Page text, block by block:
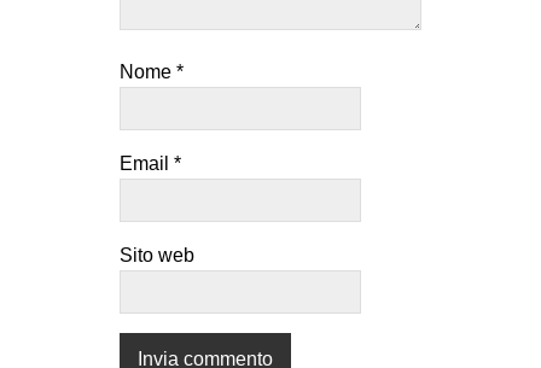
Nome *
Email *
Sito web